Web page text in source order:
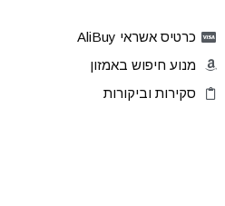
כרטיס אשראי AliBuy
מנוע חיפוש באמזון
סקירות וביקורות